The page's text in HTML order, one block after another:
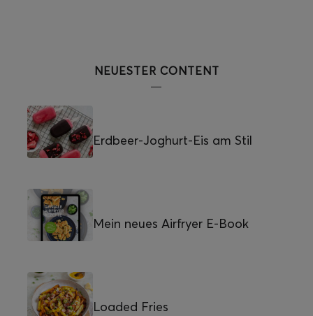
NEUESTER CONTENT
Erdbeer-Joghurt-Eis am Stil
Mein neues Airfryer E-Book
Loaded Fries